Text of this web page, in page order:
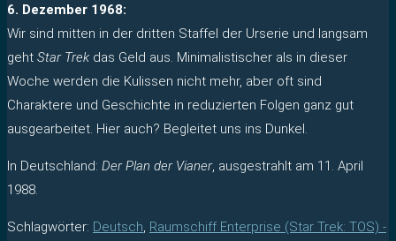
6. Dezember 1968:
Wir sind mitten in der dritten Staffel der Urserie und langsam
geht Star Trek das Geld aus. Minimalistischer als in dieser
Woche werden die Kulissen nicht mehr, aber oft sind
Charaktere und Geschichte in reduzierten Folgen ganz gut
ausgearbeitet. Hier auch? Begleitet uns ins Dunkel.
In Deutschland: Der Plan der Vianer, ausgestrahlt am 11. April
1988.
Schlagwörter: Deutsch, Raumschiff Enterprise (Star Trek: TOS) -